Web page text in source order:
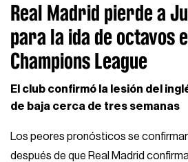
Real Madrid pierde a
para la ida de octavos
Champions League
El club confirmó la lesión del
de baja cerca de tres semanas
Los peores pronósticos se
después de que Real Madrid